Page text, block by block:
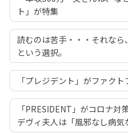
ト」が特集
読むのは苦手・・・それなら
という選択。
「プレジデント」がファク
「PRESIDENT」がコロナ
デヴィ夫人は「風邪なし病気